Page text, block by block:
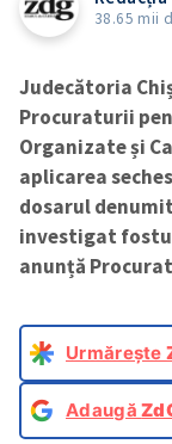
38.65 mii
Judecătoria
Procuraturii
Organizate și
aplicarea
dosarul
investigat
anunță
Urmărește
Adaugă